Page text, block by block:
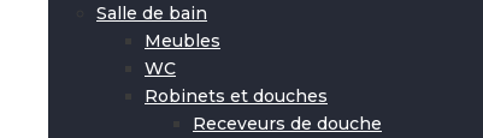
Salle de bain
Meubles
WC
Robinets et douches
Receveurs de douche